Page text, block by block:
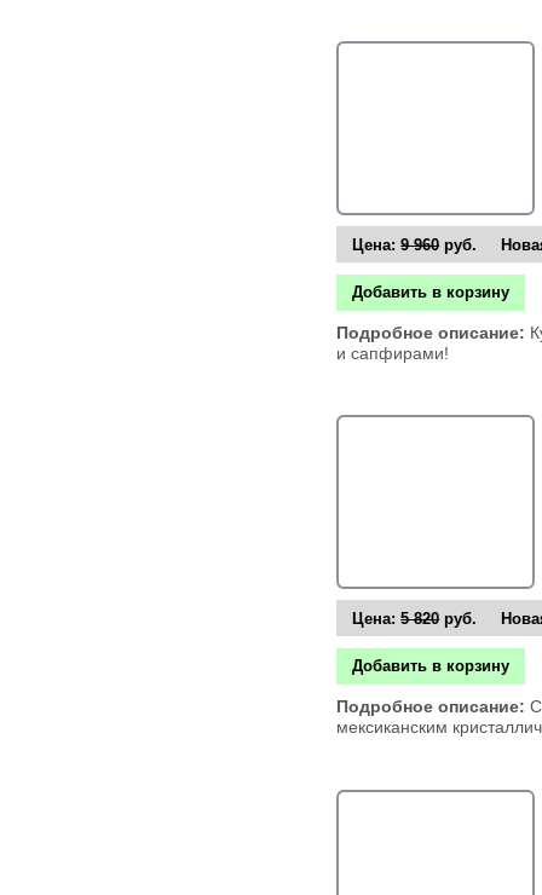
Цена:9 960руб.
Добавить в корзину
Подробное описание:
и сапфирами!
Цена:5 820руб.
Добавить в корзину
Подробное описание:
мексиканским